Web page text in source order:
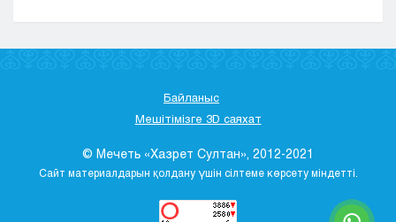
Байланыс
Мешітімізге 3D саяхат
© Мечеть «Хазрет Султан», 2012-2021
Сайт материалдарын қолдану үшін сілтеме көрсету міндетті.